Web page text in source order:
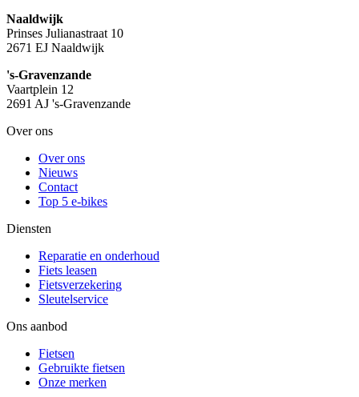
Naaldwijk
Prinses Julianastraat 10
2671 EJ Naaldwijk
's-Gravenzande
Vaartplein 12
2691 AJ 's-Gravenzande
Over ons
Over ons
Nieuws
Contact
Top 5 e-bikes
Diensten
Reparatie en onderhoud
Fiets leasen
Fietsverzekering
Sleutelservice
Ons aanbod
Fietsen
Gebruikte fietsen
Onze merken